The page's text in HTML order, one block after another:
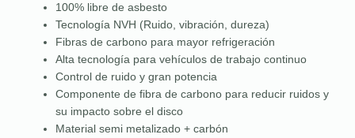
100% libre de asbesto
Tecnología NVH (Ruido, vibración, dureza)
Fibras de carbono para mayor refrigeración
Alta tecnología para vehículos de trabajo continuo
Control de ruido y gran potencia
Componente de fibra de carbono para reducir ruidos y
su impacto sobre el disco
Material semi metalizado + carbón